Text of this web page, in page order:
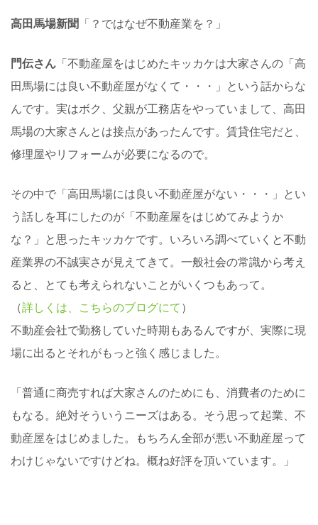
高田馬場新聞 「？ではなぜ不動産業を？」
門伝さん 「不動産屋をはじめたキッカケは大家さんの「高
田馬場には良い不動産屋がなくて・・・」という話からな
んです。実はボク、父親が工務店をやっていまして、高田
馬場の大家さんとは接点があったんです。賃貸住宅だと、
修理屋やリフォームが必要になるので。
その中で「高田馬場には良い不動産屋がない・・・」とい
う話しを耳にしたのが「不動産屋をはじめてみようか
な？」と思ったキッカケです。いろいろ調べていくと不動
産業界の不誠実さが見えてきて。一般社会の常識から考え
ると、とても考えられないことがいくつもあって。
（詳しくは、こちらのブログにて ）
不動産会社で勤務していた時期もあるんですが、実際に現
場に出るとそれがもっと強く感じました。
「普通に商売すれば大家さんのためにも、消費者のために
もなる。絶対そういうニーズはある。そう思って起業、不
動産屋をはじめました。もちろん全部が悪い不動産屋って
わけじゃないですけどね。概ね好評を頂いています。」